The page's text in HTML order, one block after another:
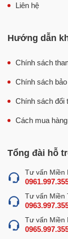
Liên hệ
Hướng dẫn
Chính sách
Chính sách
Chính sách đổi
Cách mua
Tổng đài hỗ
Tư vấn Miền
Tư vấn Miền
Tư vấn Miền